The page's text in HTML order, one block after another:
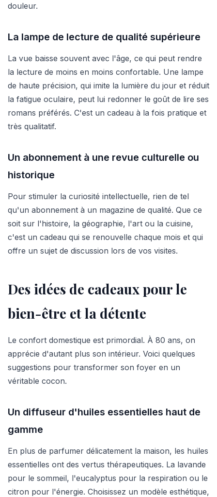
douleur.
La lampe de lecture de qualité supérieure
La vue baisse souvent avec l'âge, ce qui peut rendre
la lecture de moins en moins confortable. Une lampe
de haute précision, qui imite la lumière du jour et réduit
la fatigue oculaire, peut lui redonner le goût de lire ses
romans préférés. C'est un cadeau à la fois pratique et
très qualitatif.
Un abonnement à une revue culturelle ou
historique
Pour stimuler la curiosité intellectuelle, rien de tel
qu'un abonnement à un magazine de qualité. Que ce
soit sur l'histoire, la géographie, l'art ou la cuisine,
c'est un cadeau qui se renouvelle chaque mois et qui
offre un sujet de discussion lors de vos visites.
Des idées de cadeaux pour le
bien-être et la détente
Le confort domestique est primordial. À 80 ans, on
apprécie d'autant plus son intérieur. Voici quelques
suggestions pour transformer son foyer en un
véritable cocon.
Un diffuseur d'huiles essentielles haut de
gamme
En plus de parfumer délicatement la maison, les huiles
essentielles ont des vertus thérapeutiques. La lavande
pour le sommeil, l'eucalyptus pour la respiration ou le
citron pour l'énergie. Choisissez un modèle esthétique,